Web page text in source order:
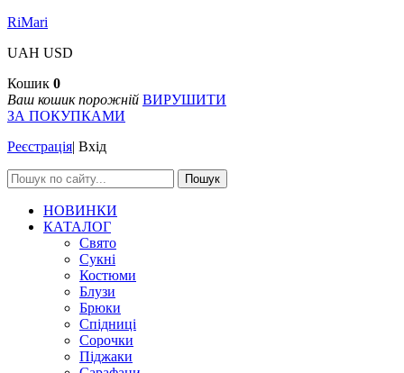
RiMari
UAH USD
Кошик 0
Ваш кошик порожній ВИРУШИТИ
ЗА ПОКУПКАМИ
Реєстрація| Вхід
Пошук
НОВИНКИ
КАТАЛОГ
Свято
Сукні
Костюми
Блузи
Брюки
Спідниці
Сорочки
Піджаки